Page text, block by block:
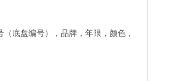
底盘编号），品牌，年限，颜色，